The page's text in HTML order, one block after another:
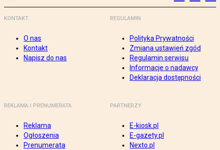
KONTAKT
O nas
Kontakt
Napisz do nas
REGULAMIN
Polityka Prywatności
Zmiana ustawień zgód
Regulamin serwisu
Informacje o nadawcy
Deklaracja dostępności
REKLAMA I PRENUMERATA
Reklama
Ogłoszenia
Prenumerata
PARTNERZY
E-kiosk.pl
E-gazety.pl
Nexto.pl